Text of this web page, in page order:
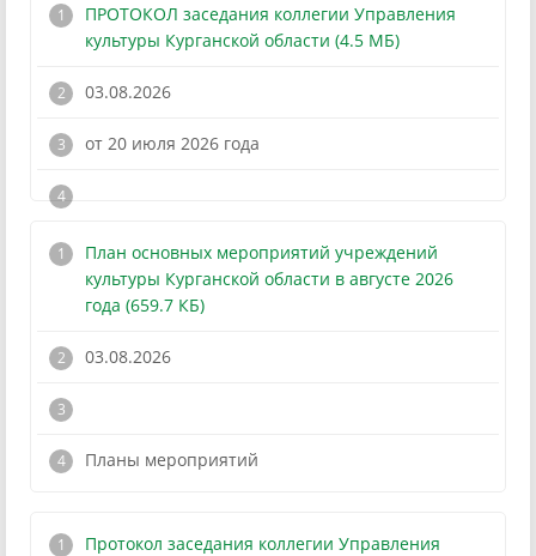
ПРОТОКОЛ заседания коллегии Управления
культуры Курганской области (4.5 МБ)
03.08.2026
от 20 июля 2026 года
План основных мероприятий учреждений
культуры Курганской области в августе 2026
года (659.7 КБ)
03.08.2026
Планы мероприятий
Протокол заседания коллегии Управления